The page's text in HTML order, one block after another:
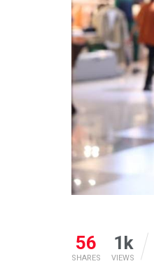
56
SHARES
1k
VIEWS